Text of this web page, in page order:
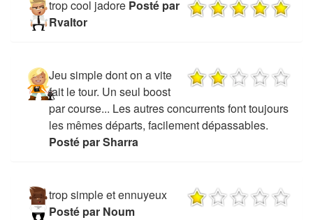
trop cool jadore Posté par
Rvaltor
Jeu simple dont on a vite
fait le tour. Un seul boost
par course... Les autres concurrents font toujours
les mêmes départs, facilement dépassables.
Posté par Sharra
trop simple et ennuyeux
Posté par Noum